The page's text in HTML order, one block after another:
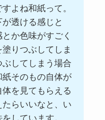
よね和紙って。
透ける感じと
か色味がすごく
りつぶしてしま
してしまう場合
そのもの自体が
を見てもらえる
らいいなと、い